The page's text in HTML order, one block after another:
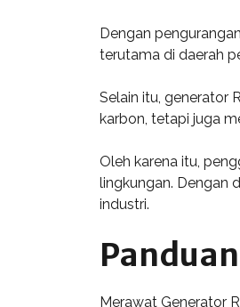
Dengan
terutama di daerah
Selain itu, generator
karbon, tetapi juga
Oleh karena itu,
lingkungan. Dengan
industri.
Merawat Generator